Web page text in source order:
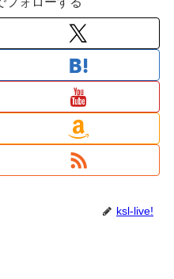
ksl-live!